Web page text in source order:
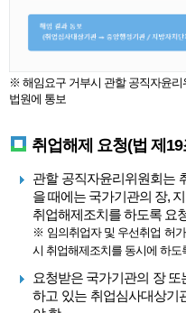
※ 해임요구 거부시 관할 공직자윤
법원에 통보
취업해제 요청(법 제
관할 공직자윤리위원회는
을 때에는 국가기관의 장,
취업해제조치를 하도록 요
※ 임의취업자 및 우선취업 허
시 취업해제조치를 동시에 하도
요청받은 국가기관의 장
하고 있는 취업심사대상기